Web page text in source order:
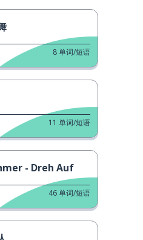
8单词/短语
11 单词/短语
- Dreh Auf
46单词/短语